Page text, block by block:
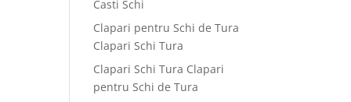
Casti Schi
Clapari pentru Schi de Tura
Clapari Schi Tura
Clapari Schi Tura Clapari
pentru Schi de Tura